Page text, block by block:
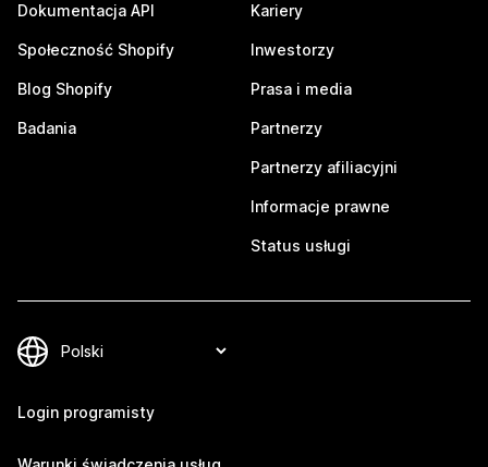
Dokumentacja API
Społeczność Shopify
Blog Shopify
Badania
Kariery
Inwestorzy
Prasa i media
Partnerzy
Partnerzy afiliacyjni
Informacje prawne
Status usługi
Login programisty